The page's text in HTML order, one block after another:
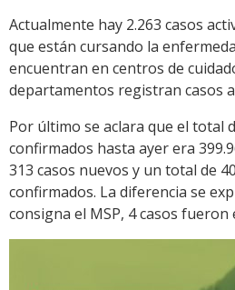
Actualmente hay 2.263 casos
que están cursando la
encuentran en centros de
departamentos registran casos
Por último se aclara que el total
confirmados hasta ayer era
313 casos nuevos y un total de
confirmados. La diferencia se
consigna el MSP, 4 casos fueron